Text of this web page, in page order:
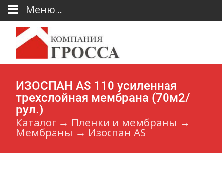
ИЗОСПАН АS 110 усиленная
трехслойная мембрана (70м2/
рул.)
Каталог → Пленки и мембраны →
Мембраны → Изоспан AS
Меню...